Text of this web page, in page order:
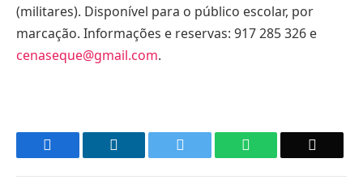
(militares). Disponível para o público escolar, por
marcação. Informações e reservas: 917 285 326 e
cenaseque@gmail.com.
WhatsApp